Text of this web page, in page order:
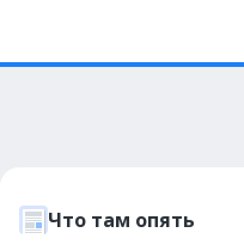
Что там опять